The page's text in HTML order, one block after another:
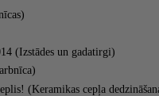
(Izstādes un gadatirgi)
(Keramikas cepļa